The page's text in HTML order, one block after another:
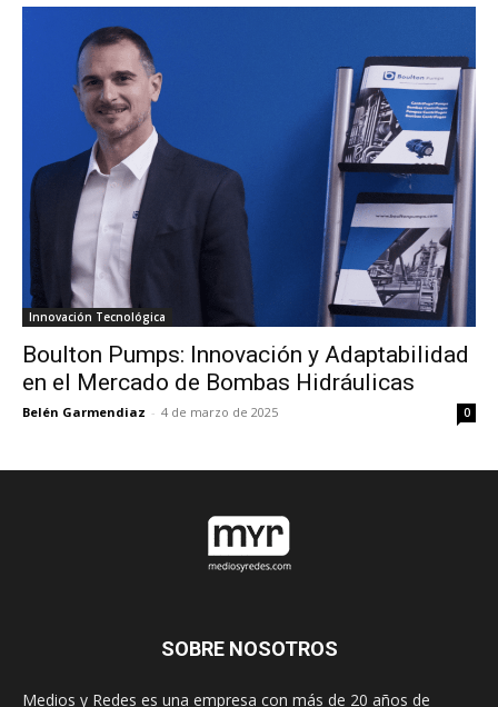
Innovación Tecnológica
Boulton Pumps: Innovación y Adaptabilidad
en el Mercado de Bombas Hidráulicas
Belén Garmendiaz - 4 de marzo de 2025 0
SOBRE NOSOTROS
Medios y Redes es una empresa con más de 20 años de